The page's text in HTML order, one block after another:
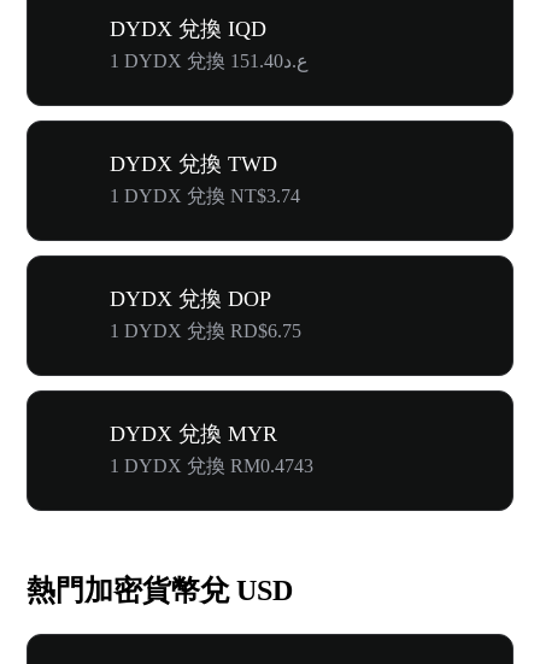
DYDX 兌換 IQD
1 DYDX 兌換 ع.د151.40
DYDX 兌換 TWD
1 DYDX 兌換 NT$3.74
DYDX 兌換 DOP
1 DYDX 兌換 RD$6.75
DYDX 兌換 MYR
1 DYDX 兌換 RM0.4743
熱門加密貨幣兌 USD